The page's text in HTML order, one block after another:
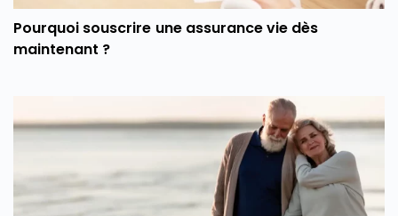
Pourquoi souscrire une assurance vie dès
maintenant ?